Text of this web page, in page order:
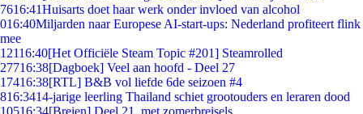
7616:41Huisarts doet haar werk onder invloed van alcohol
016:40Miljarden naar Europese AI-start-ups: Nederland profiteert flink
mee
12116:40[Het Officiële Steam Topic #201] Steamrolled
27716:38[Dagboek] Veel aan hoofd - Deel 27
17416:38[RTL] B&B vol liefde 6de seizoen #4
816:3414-jarige leerling Thailand schiet grootouders en leraren dood
10516:34[Breien] Deel 21, met zomerbreisels